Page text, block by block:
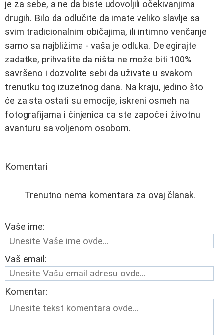
je za sebe, a ne da biste udovoljili očekivanjima
drugih. Bilo da odlučite da imate veliko slavlje sa
svim tradicionalnim običajima, ili intimno venčanje
samo sa najbližima - vaša je odluka. Delegirajte
zadatke, prihvatite da ništa ne može biti 100%
savršeno i dozvolite sebi da uživate u svakom
trenutku tog izuzetnog dana. Na kraju, jedino što
će zaista ostati su emocije, iskreni osmeh na
fotografijama i činjenica da ste započeli životnu
avanturu sa voljenom osobom.
Komentari
Trenutno nema komentara za ovaj članak.
Vaše ime:
Vaš email:
Komentar: